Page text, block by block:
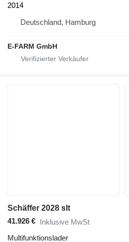
2014
Deutschland, Hamburg
E-FARM GmbH
Schäffer 2028 slt
41.926 € Inklusive MwSt
Multifunktionslader